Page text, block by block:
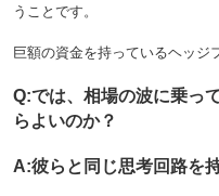
うことです。
巨額の資金を持っているヘッジ
Q:では、相場の波に乗っ
らよいのか？
A:彼らと同じ思考回路を